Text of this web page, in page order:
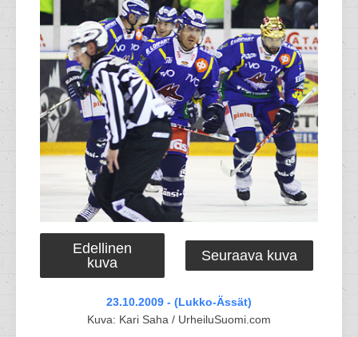
Edellinen
kuva
Seuraava kuva
23.10.2009 - (Lukko-Ässät)
Kuva: Kari Saha / UrheiluSuomi.com